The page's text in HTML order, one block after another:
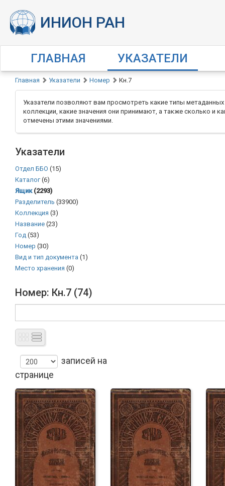
ГЛАВНАЯ УКАЗАТЕЛИ
Главная Указатели Номер Кн.7
Указатели позволяют вам просмотреть какие типы
коллекции, какие значения они принимают, а также сколько и
отмечены этими значениями.
Указатели
Отдел ББО (15)
Каталог(6)
Ящик(2293)
Разделитель (33900)
Коллекция (3)
Название (23)
Год (53)
Номер (30)
Вид и тип документа (1)
Место хранения (0)
Номер: Кн.7 (74)
записей на
странице